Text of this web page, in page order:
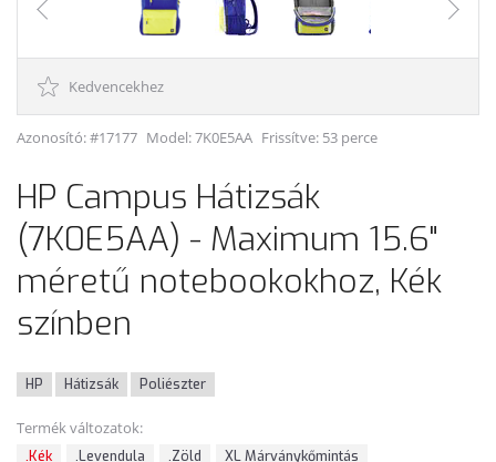
Kedvencekhez
Azonosító: #17177 Model:7K0E5AA Frissítve: 53 perce
HP Campus Hátizsák
(7K0E5AA) - Maximum 15.6"
méretű notebookokhoz, Kék
színben
HP Hátizsák Poliészter
Termék változatok:
.Kék .Levendula .Zöld
XL Márványkőmintás